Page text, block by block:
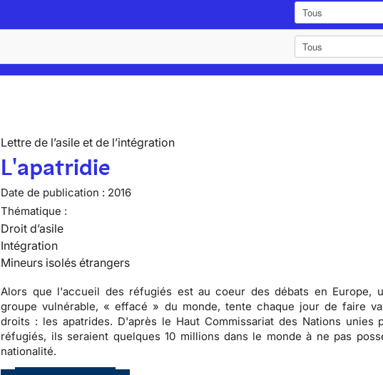
Lettre de l’asile et de l’intégration
L'apatridie
Date de publication : 2016
Thématique :
Droit d’asile
Intégration
Mineurs isolés étrangers
Alors que l'accueil des réfugiés est au coeur des débats en Europe,
groupe vulnérable, « effacé » du monde, tente chaque jour de faire
droits : les apatrides. D'après le Haut Commissariat des Nations unies
réfugiés, ils seraient quelques 10 millions dans le monde à ne pas
nationalité.